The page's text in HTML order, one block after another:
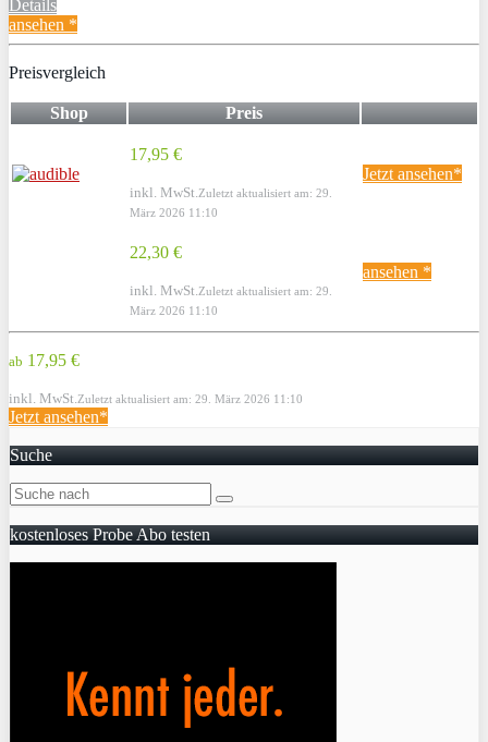
Details
ansehen *
Preisvergleich
Shop Preis
17,95 €
inkl. MwSt. Zuletzt aktualisiert am: 29.
März 2026 11:10
Jetzt ansehen*
22,30 €
inkl. MwSt. Zuletzt aktualisiert am: 29.
März 2026 11:10
ansehen *
ab 17,95 €
inkl. MwSt. Zuletzt aktualisiert am: 29. März 2026 11:10
Jetzt ansehen*
Suche
kostenloses Probe Abo testen